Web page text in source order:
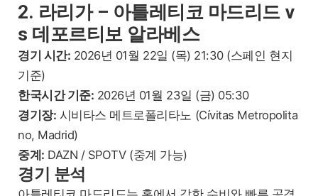
2. 라리가 – 아틀레티코 마드리드 v
s 데포르티보 알라베스
경기 시간: 2026년 01월 22일 (목) 21:30 (스페인 현지
기준)
한국시간 기준: 2026년 01월 23일 (금) 05:30
경기장: 시비타스 메트로폴리타노 (Cívitas Metropolita
no, Madrid)
중계: DAZN / SPOTV (중계 가능)
경기 분석